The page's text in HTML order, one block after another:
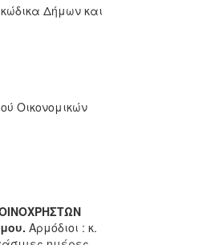
Δήμων και
Οικονομικών
Αρμόδιοι : κ.